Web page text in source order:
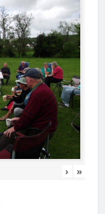
› »